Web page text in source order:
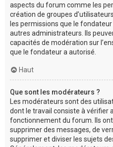
aspects du forum comme les
création de groupes
les permissions que le
autres administrateurs. Ils
capacités de modération sur
que le fondateur a autorisé.
Haut
Que sont les modérateurs ?
Les modérateurs sont des
dont le travail consiste à vérifier
fonctionnement du forum. Ils
supprimer des messages, de
supprimer et diviser les sujets